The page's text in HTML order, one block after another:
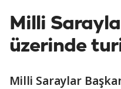
Milli
üzerinde
Milli Saraylar